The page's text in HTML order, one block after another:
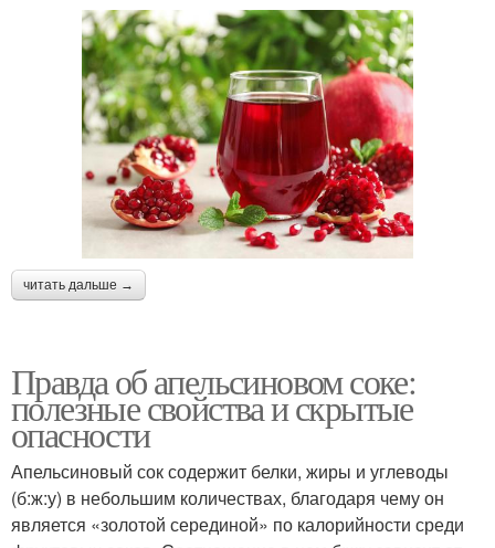
читать дальше →
Правда об апельсиновом соке:
полезные свойства и скрытые
опасности
Апельсиновый сок содержит белки, жиры и углеводы
(б:ж:у) в небольшим количествах, благодаря чему он
является «золотой серединой» по калорийности среди